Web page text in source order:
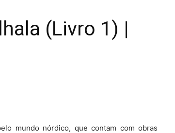
(Livro 1) |
mundo nórdico, que contam com obras